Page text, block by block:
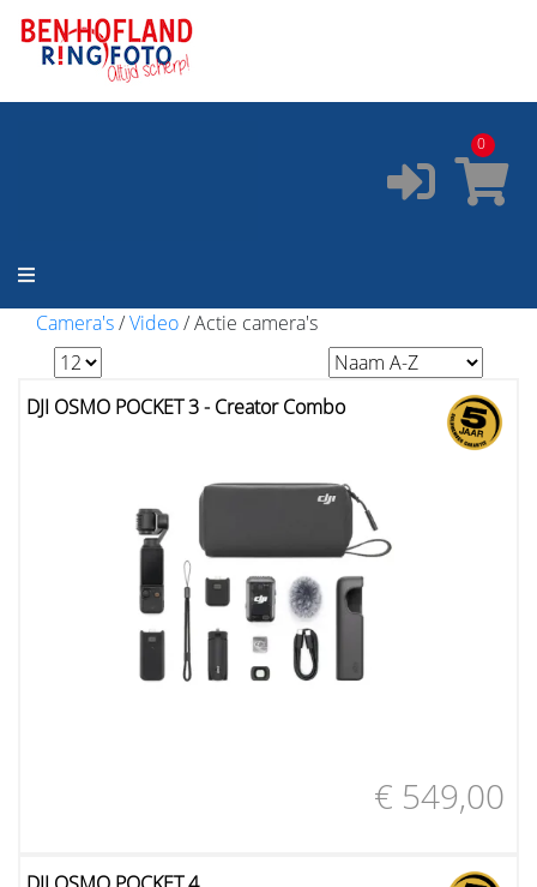
Printservice
Fotocursus✔️Occasions
0
Camera's/Video/Actie camera's
DJI OSMO POCKET 3 - Creator Combo
€ 549,00